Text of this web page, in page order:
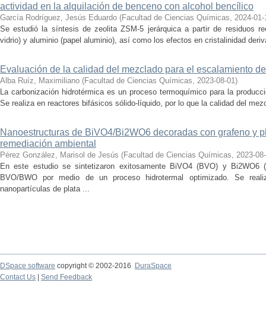
actividad en la alquilación de benceno con alcohol bencílico
García Rodríguez, Jesús Eduardo (Facultad de Ciencias Químicas, 2024-01-
Se estudió la síntesis de zeolita ZSM-5 jerárquica a partir de residuos
vidrio) y aluminio (papel aluminio), así como los efectos en cristalinidad
Evaluación de la calidad del mezclado para el escalamiento
Alba Ruíz, Maximiliano (Facultad de Ciencias Químicas, 2023-08-01)
La carbonización hidrotérmica es un proceso termoquímico para la
Se realiza en reactores bifásicos sólido-líquido, por lo que la calidad del
Nanoestructuras de BiVO4/Bi2WO6 decoradas con grafeno y
remediación ambiental
Pérez González, Marisol de Jesús (Facultad de Ciencias Químicas, 2023-
En este estudio se sintetizaron exitosamente BiVO4 (BVO) y
BVO/BWO por medio de un proceso hidrotermal optimizado. Se
nanopartículas de plata ...
DSpace software copyright © 2002-2016
DuraSpace
Contact Us
Send Feedback